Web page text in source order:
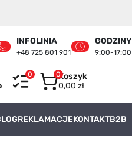
INFOLINIA
+48 725 801 901 9:00-
0 0Koszyk
0,00 zł
REKLAMACJEKONTAKTB2B